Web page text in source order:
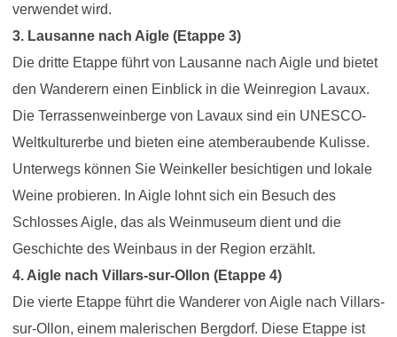
verwendet wird.
3. Lausanne nach Aigle (Etappe 3)
Die dritte Etappe führt von Lausanne nach Aigle und bietet
den Wanderern einen Einblick in die Weinregion Lavaux.
Die Terrassenweinberge von Lavaux sind ein UNESCO-
Weltkulturerbe und bieten eine atemberaubende Kulisse.
Unterwegs können Sie Weinkeller besichtigen und lokale
Weine probieren. In Aigle lohnt sich ein Besuch des
Schlosses Aigle, das als Weinmuseum dient und die
Geschichte des Weinbaus in der Region erzählt.
4. Aigle nach Villars-sur-Ollon (Etappe 4)
Die vierte Etappe führt die Wanderer von Aigle nach Villars-
sur-Ollon, einem malerischen Bergdorf. Diese Etappe ist